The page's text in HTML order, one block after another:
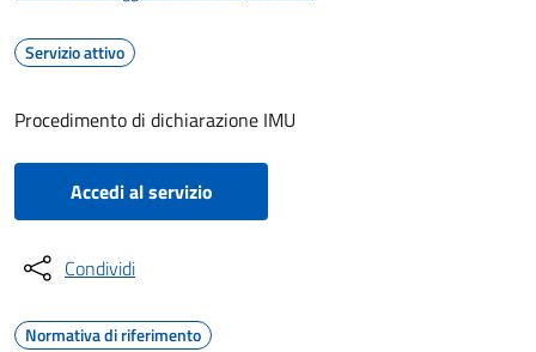
Servizio attivo
Procedimento di dichiarazione IMU
Accedi al servizio
Condividi
Normativa di riferimento